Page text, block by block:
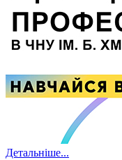
Детальніше...